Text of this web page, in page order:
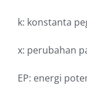
k: konstanta
x: perubahan
EP: energi